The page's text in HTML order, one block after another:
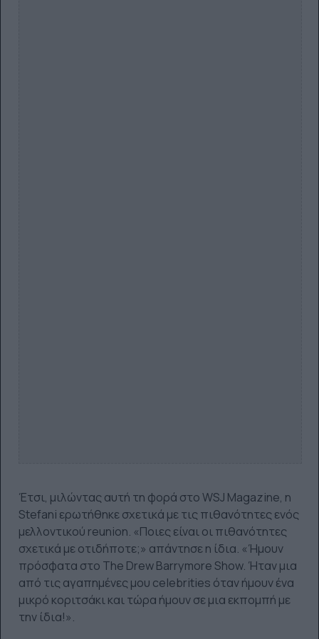
Έτσι, μιλώντας αυτή τη φορά στο WSJ Magazine, η
Stefani ερωτήθηκε σχετικά με τις πιθανότητες ενός
μελλοντικού reunion. «Ποιες είναι οι πιθανότητες
σχετικά με οτιδήποτε;» απάντησε η ίδια. «Ήμουν
πρόσφατα στο The Drew Barrymore Show. Ήταν μια
από τις αγαπημένες μου celebrities όταν ήμουν ένα
μικρό κοριτσάκι και τώρα ήμουν σε μια εκπομπή με
την ίδια!».